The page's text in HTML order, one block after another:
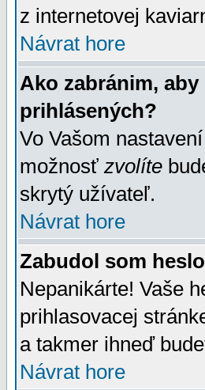
z internetovej
Návrat hore
Ako zabránim,
prihlásených?
Vo Vašom
možnosť zvolíte
skrytý užívateľ.
Návrat hore
Zabudol som
Nepanikárte! Vaše
prihlasovacej
a takmer ihneď
Návrat hore